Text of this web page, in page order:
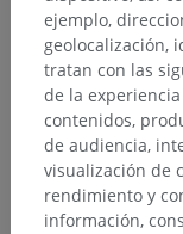
ejemplo,
geolocalización,
tratan con las
de la
contenidos,
de audiencia,
visualización de
rendimiento y
información,